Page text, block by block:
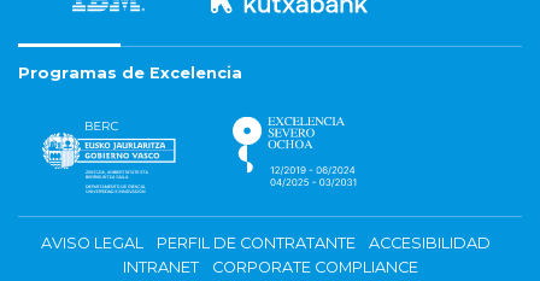
Programas de Excelencia
AVISO LEGAL PERFIL DE CONTRATANTE
ACCESIBILIDAD
INTRANET
CORPORATE COMPLIANCE